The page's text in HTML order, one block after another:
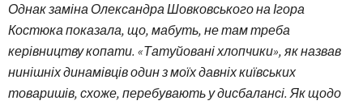
Однак заміна Олександра Шовковського на Ігора
Костюка показала, що, мабуть, не там треба
керівництву копати. «Татуйовані хлопчики», як назвав
нинішніх динамівців один з моїх давніх київських
товаришів, схоже, перебувають у дисбалансі. Як щодо